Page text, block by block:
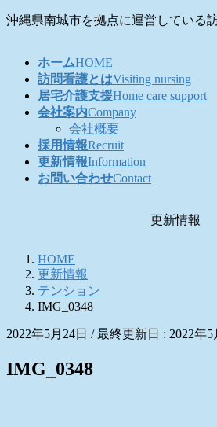
コ
ナ
沖縄県南城市を拠点に運営している
ホームHOME
訪問看護とはVisiting nursing
居宅介護支援Home care support
会社案内Company
会社概要
採用情報Recruit
更新情報Information
お問い合わせContact
更新情報
HOME
更新情報
テンション
IMG_0348
2022年5月24日 / 最終更新日 : 2022年5
IMG_0348